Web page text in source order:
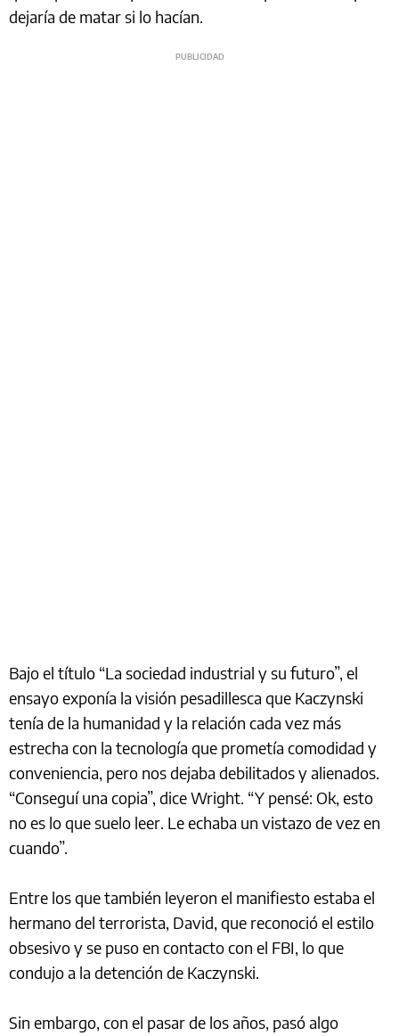
dejaría de matar si lo hacían.
Bajo el título “La sociedad industrial y su futuro”, el
ensayo exponía la visión pesadillesca que Kaczynski
tenía de la humanidad y la relación cada vez más
estrecha con la tecnología que prometía comodidad y
conveniencia, pero nos dejaba debilitados y alienados.
“Conseguí una copia”, dice Wright. “Y pensé: Ok, esto
no es lo que suelo leer. Le echaba un vistazo de vez en
cuando”.
Entre los que también leyeron el manifiesto estaba el
hermano del terrorista, David, que reconoció el estilo
obsesivo y se puso en contacto con el FBI, lo que
condujo a la detención de Kaczynski.
Sin embargo, con el pasar de los años, pasó algo